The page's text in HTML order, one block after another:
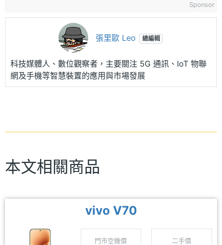
Sponsor
張里歐 Leo 總編輯
科技媒體人、數位觀察者，主要關注 5G 通訊、IoT 物聯
網及手機等智慧裝置的應用與市場發展
本文相關商品
vivo V70
門市空機價 二手價